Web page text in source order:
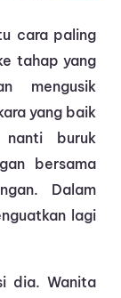
cara paling
tahap yang
mengusik
yang baik
buruk
bersama
Dalam
lagi
dia. Wanita